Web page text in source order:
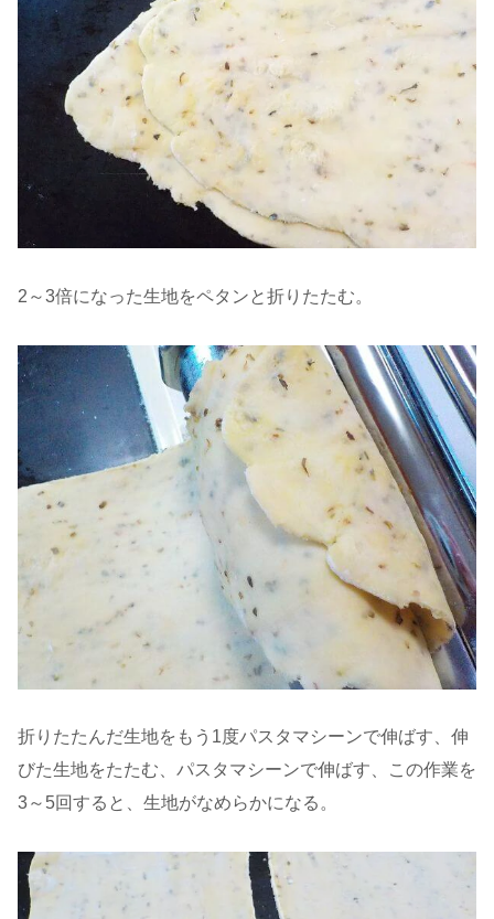
2～3倍になった生地をペタンと折りたたむ。
折りたたんだ生地をもう1度パスタマシーンで伸ばす、伸
びた生地をたたむ、パスタマシーンで伸ばす、この作業を
3～5回すると、生地がなめらかになる。